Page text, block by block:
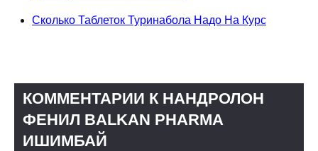
Сколько Таблеток Туринабола Надо На Курс
КОММЕНТАРИИ К НАНДРОЛОН
ФЕНИЛ BALKAN PHARMA
ИШИМБАЙ